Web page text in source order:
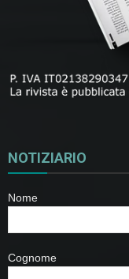
NOTIZIARIO
Nome
Cognome